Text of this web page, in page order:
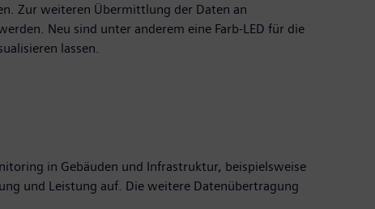
Zur weiteren Übermittlung der Daten an
Neu sind unter anderem eine Farb-LED für die
lassen.
in Gebäuden und Infrastruktur, beispielsweise
und Leistung auf. Die weitere Datenübertragung